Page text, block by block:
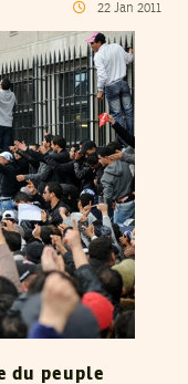
22 Jan 2011
du peuple